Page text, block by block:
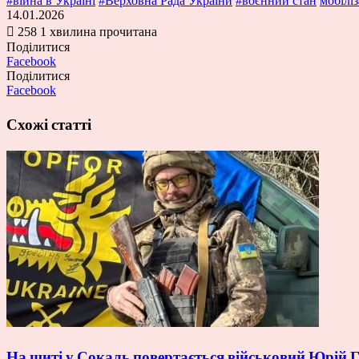
14.01.2026
258 1 хвилина прочитана
Поділитися
Facebook
Поділитися
Facebook
Схожі статті